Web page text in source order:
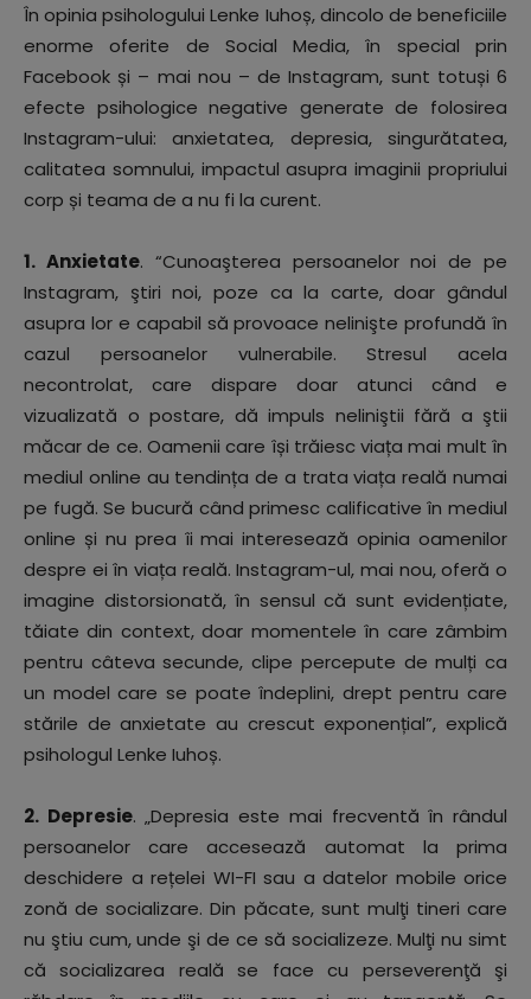
În opinia psihologului Lenke Iuhoș, dincolo de beneficiile
enorme oferite de Social Media, în special prin
Facebook și – mai nou – de Instagram, sunt totuși 6
efecte psihologice negative generate de folosirea
Instagram-ului: anxietatea, depresia, singurătatea,
calitatea somnului, impactul asupra imaginii propriului
corp și teama de a nu fi la curent.
1. Anxietate. “Cunoaşterea persoanelor noi de pe
Instagram, ştiri noi, poze ca la carte, doar gândul
asupra lor e capabil să provoace nelinişte profundă în
cazul persoanelor vulnerabile. Stresul acela
necontrolat, care dispare doar atunci când e
vizualizată o postare, dă impuls neliniştii fără a ştii
măcar de ce. Oamenii care își trăiesc viața mai mult în
mediul online au tendința de a trata viața reală numai
pe fugă. Se bucură când primesc calificative în mediul
online și nu prea îi mai interesează opinia oamenilor
despre ei în viața reală. Instagram-ul, mai nou, oferă o
imagine distorsionată, în sensul că sunt evidențiate,
tăiate din context, doar momentele în care zâmbim
pentru câteva secunde, clipe percepute de mulți ca
un model care se poate îndeplini, drept pentru care
stările de anxietate au crescut exponențial”, explică
psihologul Lenke Iuhoș.
2. Depresie. „Depresia este mai frecventă în rândul
persoanelor care accesează automat la prima
deschidere a rețelei WI-FI sau a datelor mobile orice
zonă de socializare. Din păcate, sunt mulţi tineri care
nu ştiu cum, unde şi de ce să socializeze. Mulţi nu simt
că socializarea reală se face cu perseverenţă şi